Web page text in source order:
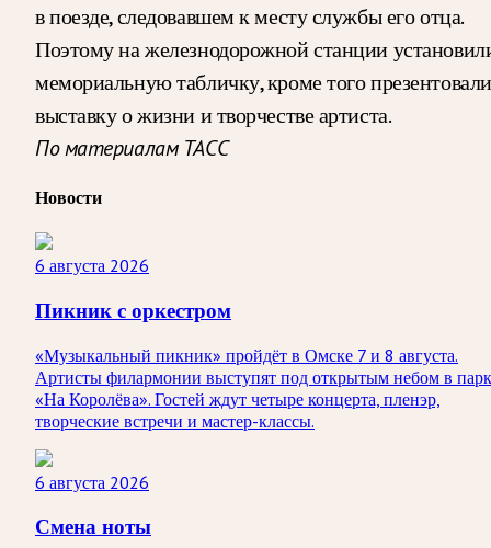
в поезде, следовавшем к месту службы его отца.
Поэтому на железнодорожной станции
мемориальную табличку, кроме того презентовали
выставку о жизни и творчестве артиста.
По материалам ТАСС
Новости
6 августа 2026
Пикник с оркестром
«Музыкальный пикник» пройдёт в Омске 7 и 8 августа.
Артисты филармонии выступят под открытым небом в
«На Королёва». Гостей ждут четыре концерта, пленэр,
творческие встречи и мастер-классы.
6 августа 2026
Смена ноты